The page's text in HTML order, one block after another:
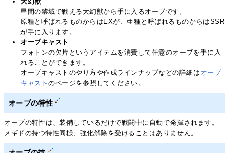
星間の禁域で戦える大幻獣から手に入るオーブです。
原種と呼ばれるものからはEXが、亜種と呼ばれるものからはSSR
が手に入ります。
オーブキャスト
フォトンの欠片というアイテムを消費して任意のオーブを手に入
れることができます。
オーブキャストのやり方や作成ラインナップなどの詳細は オーブ
キャストのページを参照してください。
オーブの特性
オーブの特性は、装備しているだけで戦闘中に自動で発揮されます。
メギドの持つ特性同様、強化解除を受けることはありません。